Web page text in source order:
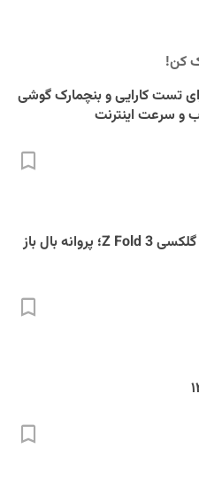
کن!
تست کارایی و بنچمارک گوشی‌
و سرعت اینترنت
بررسی گوشی تاشو گلکسی Z Fold 3؛ پروانه بال باز